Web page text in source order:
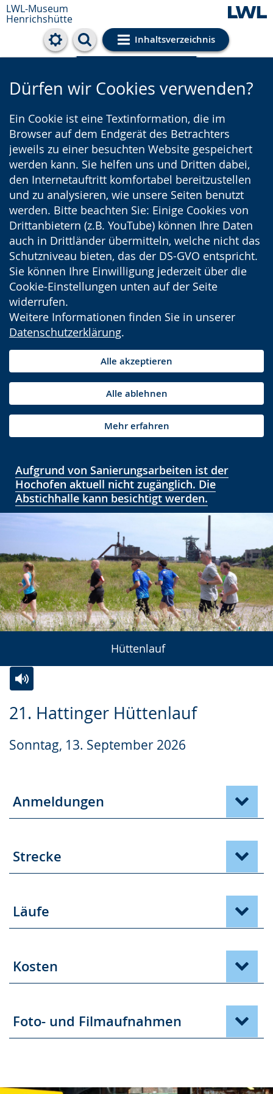
LWL-Museum
Henrichshütte
Inhaltsverzeichnis
Cookie-Einstellungen
Dürfen wir Cookies verwenden?
Ein Cookie ist eine Textinformation, die im
Browser auf dem Endgerät des Betrachters
jeweils zu einer besuchten Website gespeichert
werden kann. Sie helfen uns und Dritten dabei,
den Internetauftritt komfortabel bereitzustellen
und zu analysieren, wie unsere Seiten benutzt
werden. Bitte beachten Sie: Einige Cookies von
Drittanbietern (z.B. YouTube) können Ihre Daten
auch in Drittländer übermitteln, welche nicht das
Schutzniveau bieten, das der DS-GVO entspricht.
Sie können Ihre Einwilligung jederzeit über die
Cookie-Einstellungen unten auf der Seite
widerrufen.
Weitere Informationen finden Sie in unserer
Datenschutzerklärung.
Alle akzeptieren
Alle ablehnen
Mehr erfahren
Aufgrund von Sanierungsarbeiten ist der
Hochofen aktuell nicht zugänglich. Die
Abstichhalle kann besichtigt werden.
Hüttenlauf
21. Hattinger Hüttenlauf
Sonntag, 13. September 2026
Leichten
wechseln.
Audio-
Video
Deutscher
angezeigt.
Anmeldungen
Strecke
Läufe
Kosten
Foto- und Filmaufnahmen